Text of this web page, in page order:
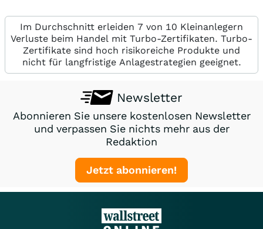
Im Durchschnitt erleiden 7 von 10 Kleinanlegern
Verluste beim Handel mit Turbo-Zertifikaten. Turbo-
Zertifikate sind hoch risikoreiche Produkte und
nicht für langfristige Anlagestrategien geeignet.
Newsletter
Abonnieren Sie unsere kostenlosen Newsletter
und verpassen Sie nichts mehr aus der
Redaktion
Jetzt abonnieren!